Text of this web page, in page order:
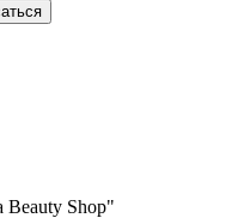
Beauty Shop"